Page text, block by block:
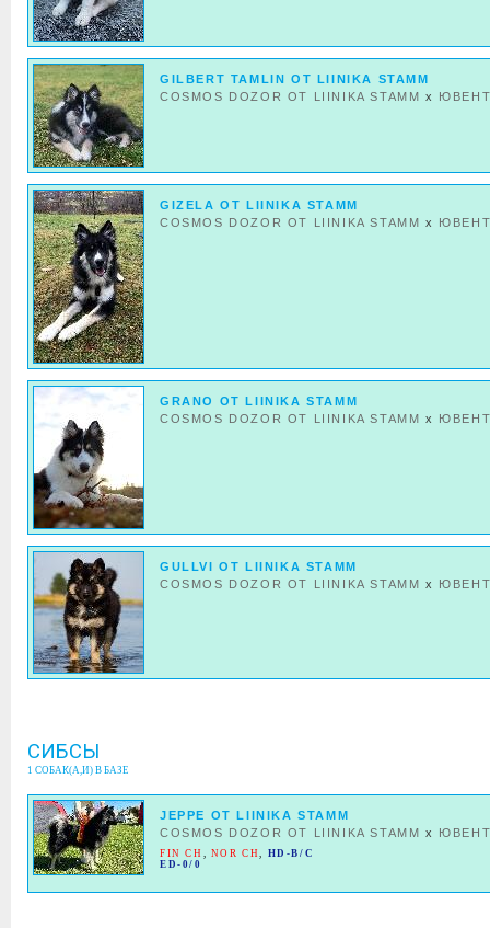
GILBERT TAMLIN OT LIINIKA STAMM
COSMOS DOZOR OT LIINIKA STAMM x
GIZELA OT LIINIKA STAMM
COSMOS DOZOR OT LIINIKA STAMM x
GRANO OT LIINIKA STAMM
COSMOS DOZOR OT LIINIKA STAMM x
GULLVI OT LIINIKA STAMM
COSMOS DOZOR OT LIINIKA STAMM x
СИБСЫ
1 СОБАК(А,И) В БАЗЕ
JEPPE OT LIINIKA STAMM
COSMOS DOZOR OT LIINIKA STAMM x
FIN CH , NOR CH, HD-B/C
ED-0/0